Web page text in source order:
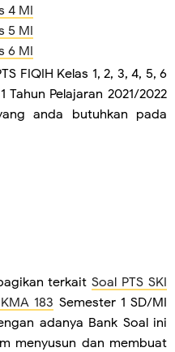
4 MI
5 MI
6 MI
FIQIH Kelas 1, 2, 3, 4, 5, 6
Tahun Pelajaran 2021/2022
anda butuhkan pada
terkaitSoal PTS SKI
183 Semester 1 SD/MI
adanya Bank Soal ini
menyusun dan membuat